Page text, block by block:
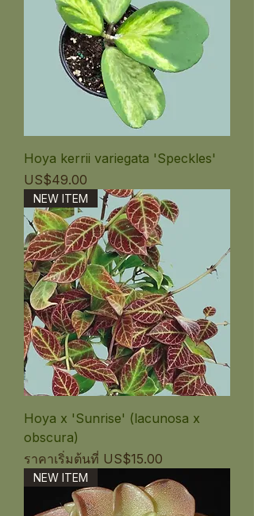
Hoya kerrii variegata 'Speckles'
ราคา
US$49.00
NEW ITEM
Hoya x 'Sunrise' (lacunosa x
obscura)
ราคาเริ่มต้นที่ US$15.00
ราคาขายลด
NEW ITEM